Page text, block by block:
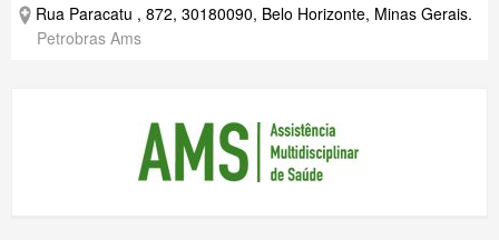
Rua Paracatu , 872, 30180090, Belo Horizonte, Minas Gerais.
Petrobras Ams